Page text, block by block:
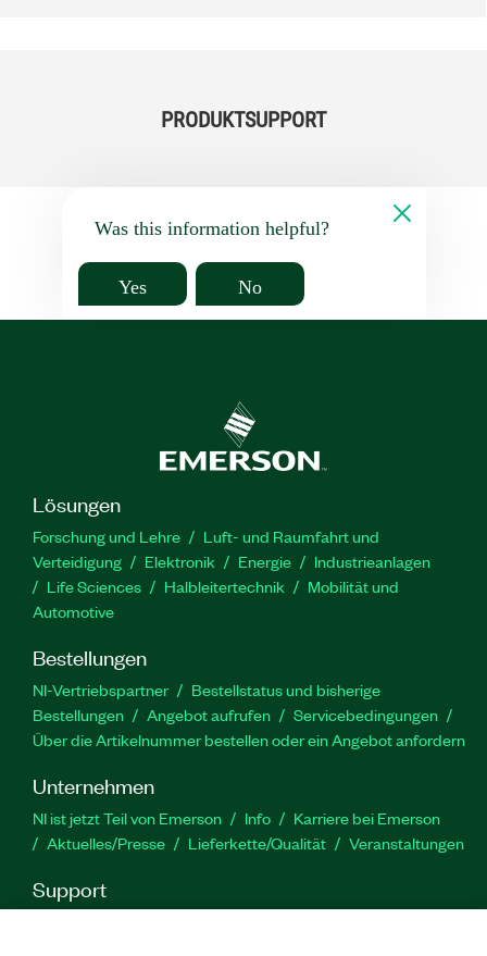
PRODUKTSUPPORT
Was this information helpful?
Yes No
Lösungen
Forschung und Lehre
Luft- und Raumfahrt und
Verteidigung
Elektronik Energie
Industrieanlagen
Life Sciences
Halbleitertechnik
Mobilität und
Automotive
Bestellungen
NI-Vertriebspartner
Bestellstatus und bisherige
Bestellungen
Angebot aufrufen
Servicebedingungen
Über die Artikelnummer bestellen oder ein Angebot anfordern
Unternehmen
NI ist jetzt Teil von Emerson Info
Karriere bei Emerson
Aktuelles/Presse
Lieferkette/Qualität Veranstaltungen
Support